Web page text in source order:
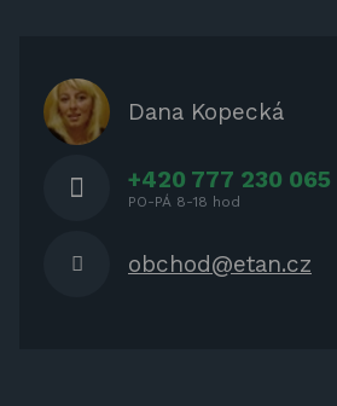
OCHRANNÉ KRYTY NA ZAHRADNÍ
NÁBYTEK
Dana Kopecká
+420 777 230 065
PO-PÁ 8-18 hod
obchod@etan.cz